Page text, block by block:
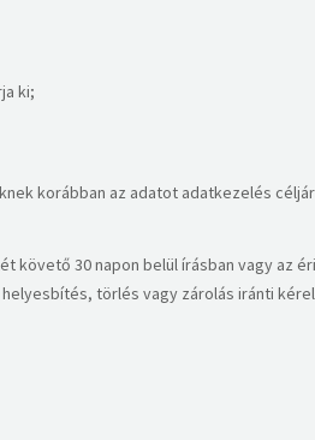
ki;
korábban az adatot adatkezelés
30 napon belül írásban vagy az
törlés vagy zárolás iránti